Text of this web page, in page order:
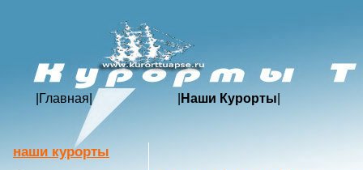
Главная Наши Курорты
наши курорты